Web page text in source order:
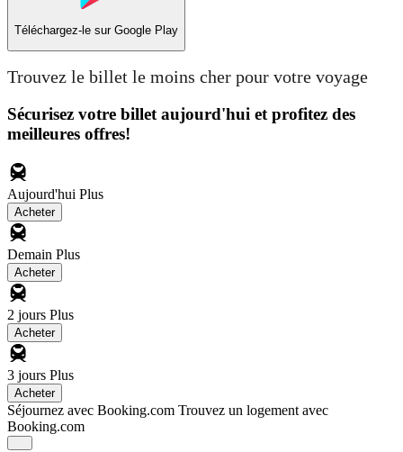
Téléchargez-le sur Google Play
Trouvez le billet le moins cher pour votre voyage
Sécurisez votre billet aujourd'hui et profitez des
meilleures offres!
Aujourd'hui Plus
Acheter
Demain Plus
Acheter
2 jours Plus
Acheter
3 jours Plus
Acheter
Séjournez avec Booking.com Trouvez un logement avec
Booking.com